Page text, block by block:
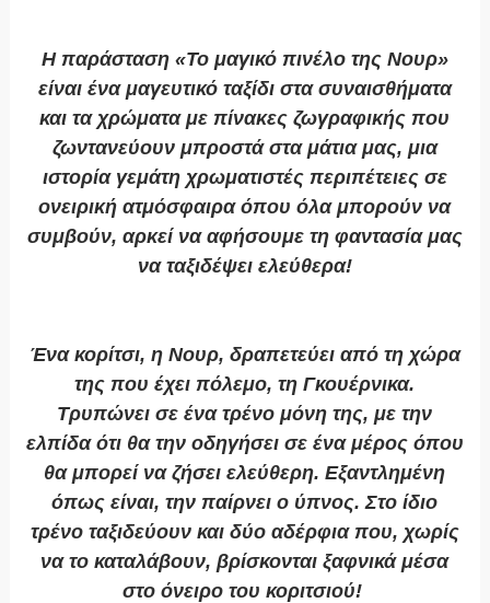
Η παράσταση «Το μαγικό πινέλο της Νουρ»
είναι ένα μαγευτικό ταξίδι στα συναισθήματα
και τα χρώματα με πίνακες ζωγραφικής που
ζωντανεύουν μπροστά στα μάτια μας, μια
ιστορία γεμάτη χρωματιστές περιπέτειες σε
ονειρική ατμόσφαιρα όπου όλα μπορούν να
συμβούν, αρκεί να αφήσουμε τη φαντασία μας
να ταξιδέψει ελεύθερα!
Ένα κορίτσι, η Νουρ, δραπετεύει από τη χώρα
της που έχει πόλεμο, τη Γκουέρνικα.
Τρυπώνει σε ένα τρένο μόνη της, με την
ελπίδα ότι θα την οδηγήσει σε ένα μέρος όπου
θα μπορεί να ζήσει ελεύθερη. Εξαντλημένη
όπως είναι, την παίρνει ο ύπνος. Στο ίδιο
τρένο ταξιδεύουν και δύο αδέρφια που, χωρίς
να το καταλάβουν, βρίσκονται ξαφνικά μέσα
στο όνειρο του κοριτσιού!